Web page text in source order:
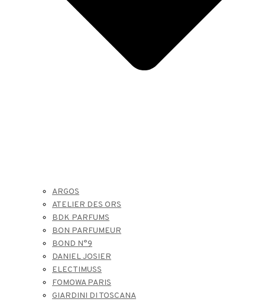
ARGOS
ATELIER DES ORS
BDK PARFUMS
BON PARFUMEUR
BOND N°9
DANIEL JOSIER
ELECTIMUSS
FOMOWA PARIS
GIARDINI DI TOSCANA